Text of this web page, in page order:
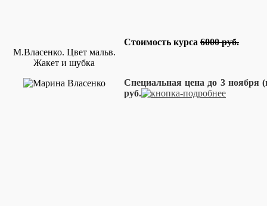
М.Власенко. Цвет мальв.
Жакет и шубка
Стоимость курса 6000 руб.
Специальная цена до 3 ноября
руб.